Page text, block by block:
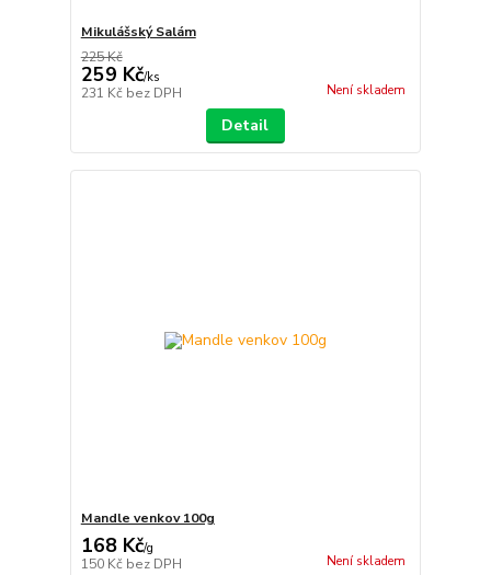
Mikulášský Salám
225 Kč
259 Kč/ks
231 Kč bez DPH Není skladem
Detail
Mandle venkov 100g
168 Kč/g
150 Kč bez DPH Není skladem